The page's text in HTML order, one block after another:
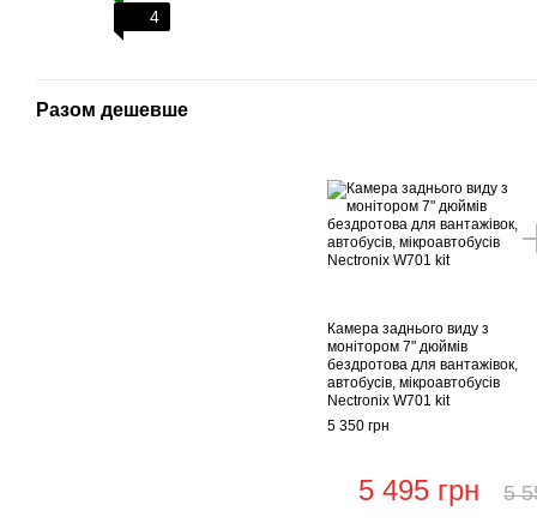
4
Разом дешевше
Камера заднього виду з
монітором 7" дюймів
бездротова для вантажівок,
автобусів, мікроавтобусів
Nectronix W701 kit
5 350 грн
5 495 грн 5